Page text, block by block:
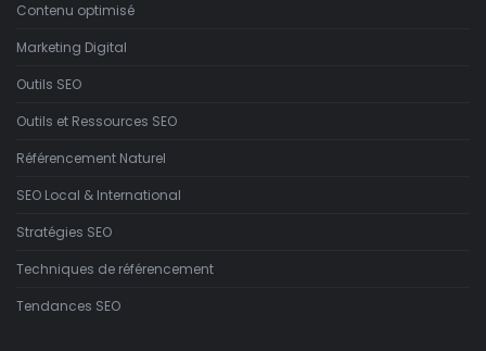
Contenu optimisé
Marketing Digital
Outils SEO
Outils et Ressources SEO
Référencement Naturel
SEO Local & International
Stratégies SEO
Techniques de référencement
Tendances SEO